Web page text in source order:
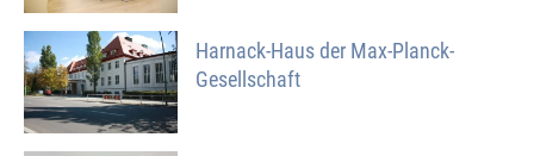
Harnack-Haus der Max-Planck-
Gesellschaft